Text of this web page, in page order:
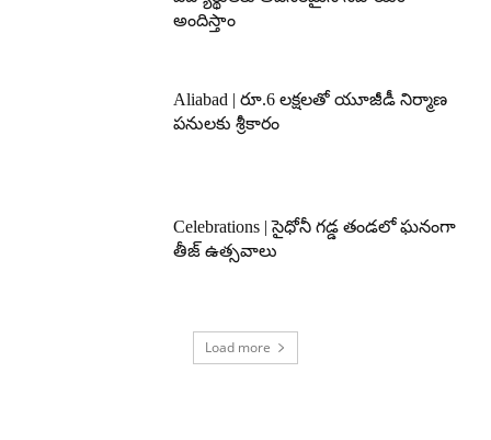
అందిస్తాం
Aliabad | రూ.6 లక్షలతో యూజీడీ నిర్మాణ
పనులకు శ్రీకారం
Celebrations | సైధోనీ గడ్డ తండలో ఘనంగా
తీజ్ ఉత్సవాలు
Load more